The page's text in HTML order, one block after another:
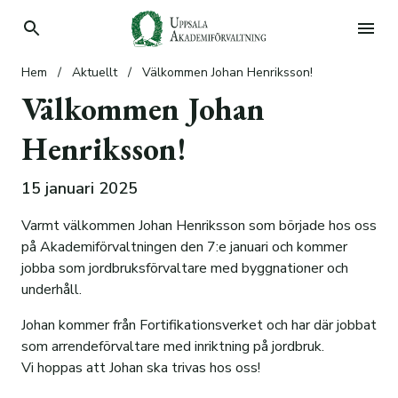
Hyr bostad
Hyresgäst
Våra hyresfastigheter
Student
Lilla Sunnersta
Planskisser
Bilder på lägenheterna
Kronåsen
Planlösningar
Information
Parkering
Vanliga frågor
Information om bostadskön
Hyr lokal
Lediga lokaler
Köp tomt
Lantligt belägna tomter i Taxinge
Skogstorp Eskilstuna
Lena-Ekeby utanför Vattholma
Sök stipendier
Stiftelser
Stipendier
Donera
Donera
Forskning och framsteg
Case: Elsa Eschelsson Stiftelse
Case: Stiftelsen Lennart och Kerstin Holms
Om oss
Våra affärsområden
Stadsfastighetsförvaltning
Alla fastigheter
Skogsförvaltning
Förvaltningens mål
Historik
Kontakt
Sociala medier
Felanmälan
Hem / Aktuellt / Välkommen Johan Henriksson!
Välkommen Johan
Henriksson!
15 januari 2025
Varmt välkommen Johan Henriksson som började hos oss
på Akademiförvaltningen den 7:e januari och kommer
jobba som jordbruksförvaltare med byggnationer och
underhåll.
Johan kommer från Fortifikationsverket och har där jobbat
som arrendeförvaltare med inriktning på jordbruk.
Vi hoppas att Johan ska trivas hos oss!